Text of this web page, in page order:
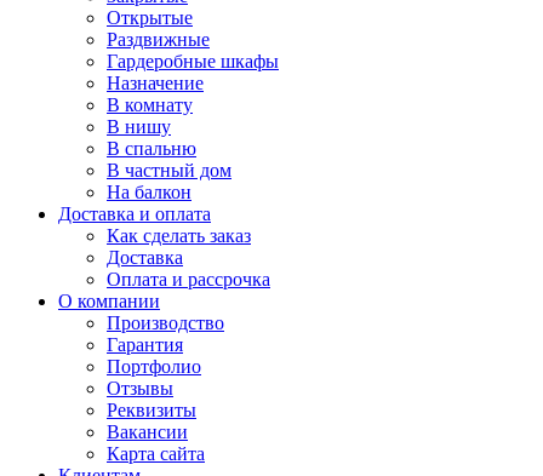
Открытые
Раздвижные
Гардеробные шкафы
Назначение
В комнату
В нишу
В спальню
В частный дом
На балкон
Доставка и оплата
Как сделать заказ
Доставка
Оплата и рассрочка
О компании
Производство
Гарантия
Портфолио
Отзывы
Реквизиты
Вакансии
Карта сайта